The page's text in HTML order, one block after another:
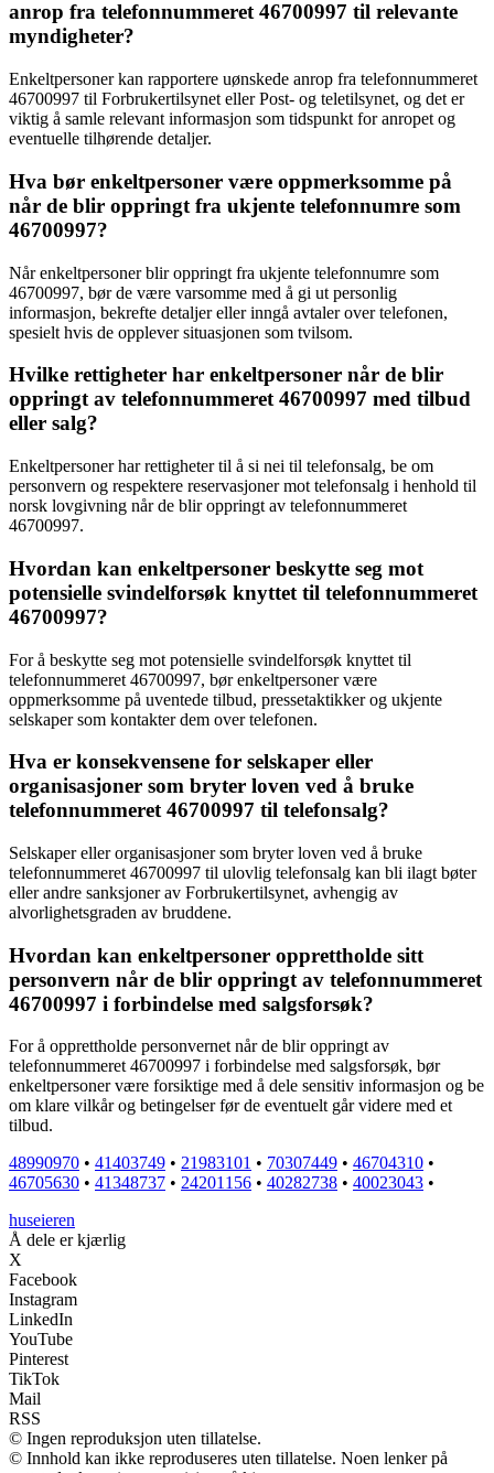
anrop fra telefonnummeret 46700997 til relevante
myndigheter?
Enkeltpersoner kan rapportere uønskede anrop fra telefonnummeret
46700997 til Forbrukertilsynet eller Post- og teletilsynet, og det er
viktig å samle relevant informasjon som tidspunkt for anropet og
eventuelle tilhørende detaljer.
Hva bør enkeltpersoner være oppmerksomme på
når de blir oppringt fra ukjente telefonnumre som
46700997?
Når enkeltpersoner blir oppringt fra ukjente telefonnumre som
46700997, bør de være varsomme med å gi ut personlig
informasjon, bekrefte detaljer eller inngå avtaler over telefonen,
spesielt hvis de opplever situasjonen som tvilsom.
Hvilke rettigheter har enkeltpersoner når de blir
oppringt av telefonnummeret 46700997 med tilbud
eller salg?
Enkeltpersoner har rettigheter til å si nei til telefonsalg, be om
personvern og respektere reservasjoner mot telefonsalg i henhold til
norsk lovgivning når de blir oppringt av telefonnummeret
46700997.
Hvordan kan enkeltpersoner beskytte seg mot
potensielle svindelforsøk knyttet til telefonnummeret
46700997?
For å beskytte seg mot potensielle svindelforsøk knyttet til
telefonnummeret 46700997, bør enkeltpersoner være
oppmerksomme på uventede tilbud, pressetaktikker og ukjente
selskaper som kontakter dem over telefonen.
Hva er konsekvensene for selskaper eller
organisasjoner som bryter loven ved å bruke
telefonnummeret 46700997 til telefonsalg?
Selskaper eller organisasjoner som bryter loven ved å bruke
telefonnummeret 46700997 til ulovlig telefonsalg kan bli ilagt bøter
eller andre sanksjoner av Forbrukertilsynet, avhengig av
alvorlighetsgraden av bruddene.
Hvordan kan enkeltpersoner opprettholde sitt
personvern når de blir oppringt av telefonnummeret
46700997 i forbindelse med salgsforsøk?
For å opprettholde personvernet når de blir oppringt av
telefonnummeret 46700997 i forbindelse med salgsforsøk, bør
enkeltpersoner være forsiktige med å dele sensitiv informasjon og be
om klare vilkår og betingelser før de eventuelt går videre med et
tilbud.
48990970 • 41403749 • 21983101 • 70307449 • 46704310 •
46705630 • 41348737 • 24201156 • 40282738 • 40023043 •
huseieren
Å dele er kjærlig
X
Facebook
Instagram
LinkedIn
YouTube
Pinterest
TikTok
Mail
RSS
© Ingen reproduksjon uten tillatelse.
© Innhold kan ikke reproduseres uten tillatelse. Noen lenker på